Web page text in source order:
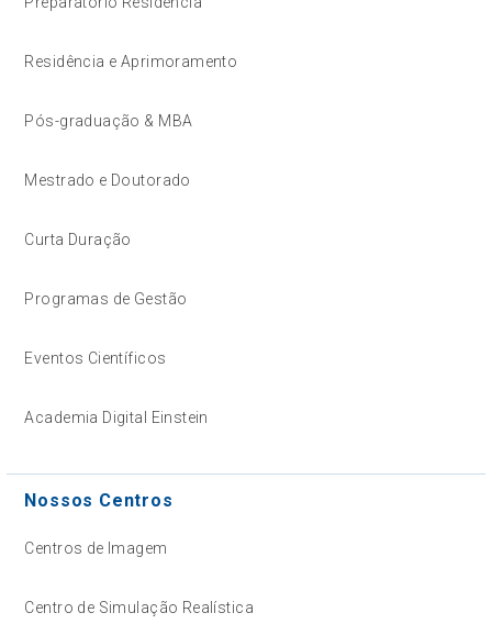
Residência e Aprimoramento
Pós-graduação & MBA
Mestrado e Doutorado
Curta Duração
Programas de Gestão
Eventos Científicos
Academia Digital Einstein
Nossos Centros
Centros de Imagem
Centro de Simulação Realística